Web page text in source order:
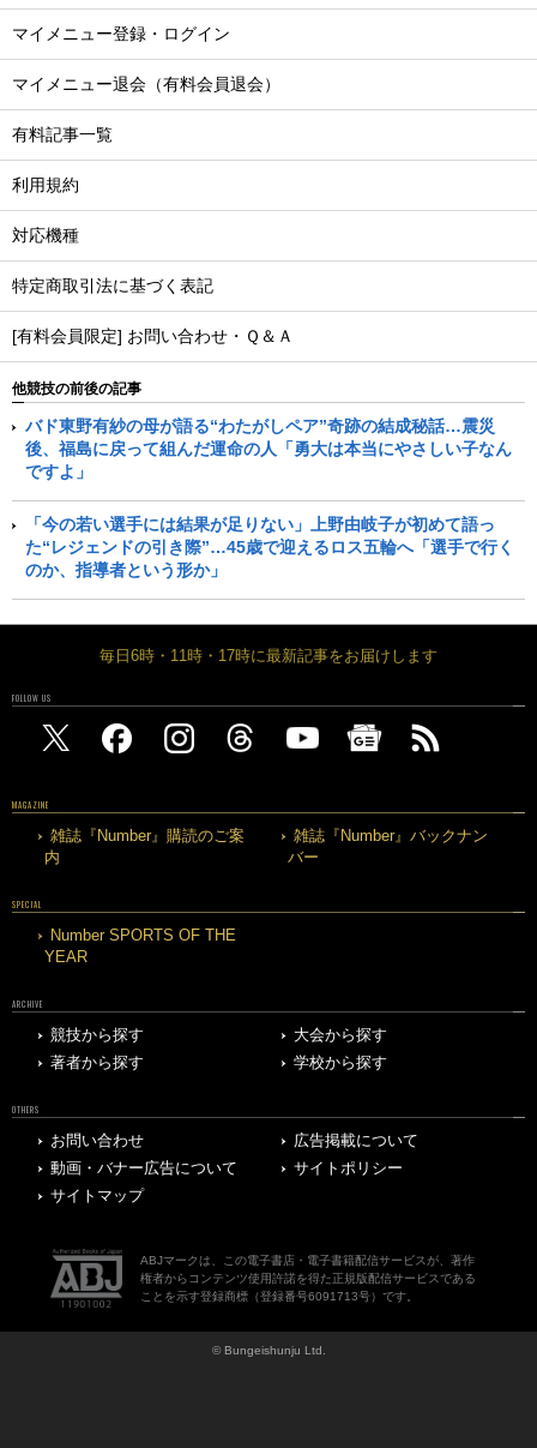
マイメニュー登録・ログイン
マイメニュー退会（有料会員退会）
有料記事一覧
利用規約
対応機種
特定商取引法に基づく表記
[有料会員限定] お問い合わせ・Ｑ＆Ａ
他競技の前後の記事
バド東野有紗の母が語る“わたがしペア”奇跡の結成秘話…震災
後、福島に戻って組んだ運命の人「勇大は本当にやさしい子なん
ですよ」
「今の若い選手には結果が足りない」上野由岐子が初めて語っ
た“レジェンドの引き際”…45歳で迎えるロス五輪へ「選手で行く
のか、指導者という形か」
毎日6時・11時・17時に最新記事をお届けします
FOLLOW US
MAGAZINE
雑誌『Number』購読のご案
内
雑誌『Number』バックナン
バー
SPECIAL
Number SPORTS OF THE
YEAR
ARCHIVE
競技から探す
大会から探す
著者から探す
学校から探す
OTHERS
お問い合わせ
広告掲載について
動画・バナー広告について
サイトポリシー
サイトマップ
ABJマークは、この電子書店・電子書籍配信サービスが、著作
権者からコンテンツ使用許諾を得た正規版配信サービスである
ことを示す登録商標（登録番号6091713号）です。
© Bungeishunju Ltd.